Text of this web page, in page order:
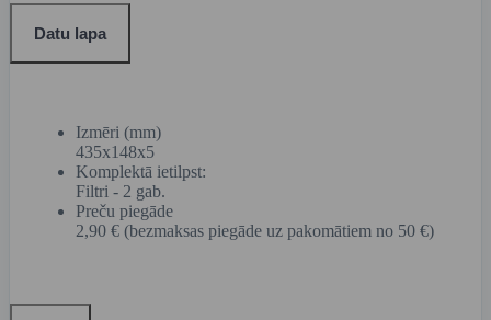
Datu lapa
Izmēri (mm)
435x148x5
Komplektā ietilpst:
Filtri - 2 gab.
Preču piegāde
2,90 € (bezmaksas piegāde uz pakomātiem no 50 €)